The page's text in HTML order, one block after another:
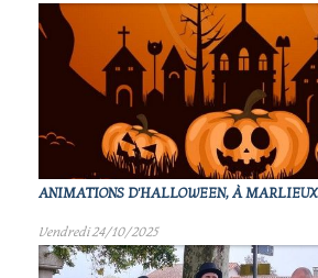
ANIMATIONS D'HALLOWEEN, À MARLIEUX
Vendredi 24/10/2025